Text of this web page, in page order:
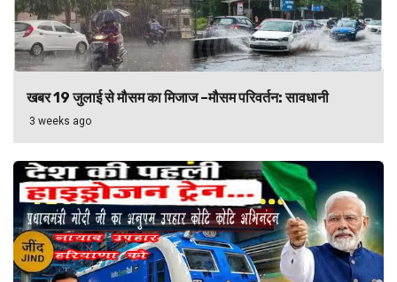
खबर 19 जुलाई से मौसम का मिजाज –मौसम परिवर्तन: सावधानी
3 weeks ago